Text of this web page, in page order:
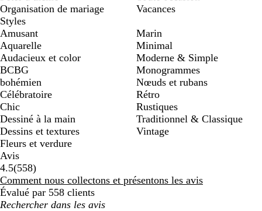
Organisation de mariage
Vacances
Styles
Amusant
Aquarelle
Audacieux et color
BCBG
bohémien
Célébratoire
Chic
Dessiné à la main
Dessins et textures
Fleurs et verdure
Marin
Minimal
Moderne & Simple
Monogrammes
Nœuds et rubans
Rétro
Rustiques
Traditionnel & Classique
Vintage
Avis
4.5(558558
avis
)
Comment nous collectons et présentons les avis
Évalué par 558 clients
Mes